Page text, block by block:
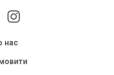
нас